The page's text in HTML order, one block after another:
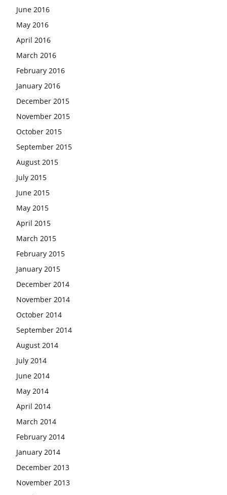
June 2016
May 2016
April 2016
March 2016
February 2016
January 2016
December 2015
November 2015
October 2015
September 2015
August 2015
July 2015
June 2015
May 2015
April 2015
March 2015
February 2015
January 2015
December 2014
November 2014
October 2014
September 2014
August 2014
July 2014
June 2014
May 2014
April 2014
March 2014
February 2014
January 2014
December 2013
November 2013